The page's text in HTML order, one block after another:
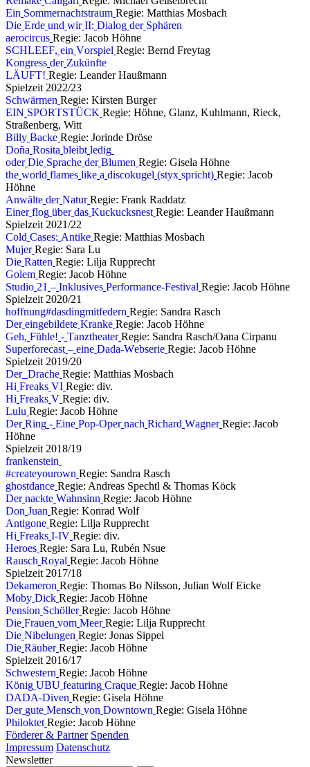
Ein Sommernachtstraum Regie: Matthias Mosbach
Die Erde und wir II: Dialog der Sphären
aerocircus Regie: Jacob Höhne
SCHLEEF, ein Vorspiel Regie: Bernd Freytag
Kongress der Zukünfte
LÄUFT! Regie: Leander Haußmann
Spielzeit 2022/23
Schwärmen Regie: Kirsten Burger
EIN SPORTSTÜCK Regie: Höhne, Glanz, Kuhlmann, Rieck,
Straßenberg, Witt
Billy Backe Regie: Jorinde Dröse
Doña Rosita bleibt ledig
oder Die Sprache der Blumen Regie: Gisela Höhne
the world flames like a discokugel (styx spricht) Regie: Jacob
Höhne
Anwälte der Natur Regie: Frank Raddatz
Einer flog über das Kuckucksnest Regie: Leander Haußmann
Spielzeit 2021/22
Cold Cases: Antike Regie: Matthias Mosbach
Mujer Regie: Sara Lu
Die Ratten Regie: Lilja Rupprecht
Golem Regie: Jacob Höhne
Studio 21 – Inklusives Performance-Festival Regie: Jacob Höhne
Spielzeit 2020/21
hoffnung#dasdingmitfedern Regie: Sandra Rasch
Der eingebildete Kranke Regie: Jacob Höhne
Geh, Fühle! - Tanztheater Regie: Sandra Rasch/Oana Cirpanu
Superforecast – eine Dada-Webserie Regie: Jacob Höhne
Spielzeit 2019/20
Der Drache Regie: Matthias Mosbach
Hi Freaks VI Regie: div.
Hi Freaks V Regie: div.
Lulu Regie: Jacob Höhne
Der Ring - Eine Pop-Oper nach Richard Wagner Regie: Jacob
Höhne
Spielzeit 2018/19
frankenstein
#createyourown Regie: Sandra Rasch
ghostdance Regie: Andreas Spechtl & Thomas Köck
Der nackte Wahnsinn Regie: Jacob Höhne
Don Juan Regie: Konrad Wolf
Antigone Regie: Lilja Rupprecht
Hi Freaks I-IV Regie: div.
Heroes Regie: Sara Lu, Rubén Nsue
Rausch Royal Regie: Jacob Höhne
Spielzeit 201 7/18
Dekameron Regie: Thomas Bo Nilsson, Julian Wolf Eicke
Moby Dick Regie: Jacob Höhne
Pension Schöller Regie: Jacob Höhne
Die Frauen vom Meer Regie: Lilja Rupprecht
Die Nibelungen Regie: Jonas Sippel
Die Räuber Regie: Jacob Höhne
Spielzeit 2016/1 7
Schwestern Regie: Jacob Höhne
König UBU featuring Craque Regie: Jacob Höhne
DADA-Diven Regie: Gisela Höhne
Der gute Mensch von Downtown Regie: Gisela Höhne
Philoktet Regie: Jacob Höhne
Förderer & Partner Spenden
Impressum Datenschutz
Newsletter